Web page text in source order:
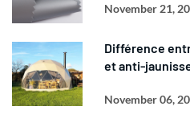
November 21,
Différence
et anti-
November 06,